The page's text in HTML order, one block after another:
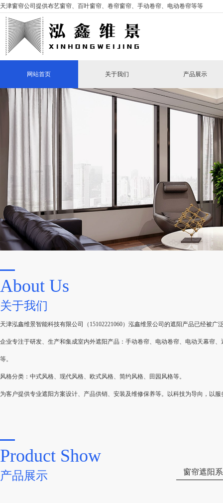
天津窗帘公司提供布艺窗帘、百叶窗帘、卷帘窗帘、手动卷帘、电动卷帘等等
网站首页 关于我们 产品展示
About Us
关于我们
天津泓鑫维景智能科技有限公司（15102221060）泓鑫维景公司的遮阳产品已经被
企业专注于研发、生产和集成室内外遮阳产品：手动卷帘、电动卷帘、电动天幕帘
等。
风格分类：中式风格、现代风格、欧式风格、简约风格、田园风格等。
为客户提供专业遮阳方案设计、产品供销、安装及维修保养等。以科技为导向，以
Product Show
产品展示 窗帘遮阳